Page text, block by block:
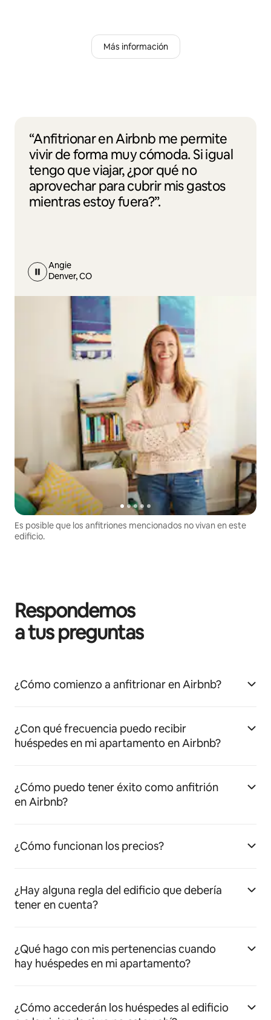
Más información
“Anfitrionar en Airbnb me permite
vivir de forma muy cómoda. Si igual
tengo que viajar, ¿por qué no
aprovechar para cubrir mis gastos
mientras estoy fuera?”.
Angie
Denver, CO
Es posible que los anfitriones mencionados no vivan en este
edificio.
Respondemos
a tus preguntas
¿Cómo comienzo a anfitrionar en Airbnb?
¿Con qué frecuencia puedo recibir
huéspedes en mi apartamento en Airbnb?
¿Cómo puedo tener éxito como anfitrión
en Airbnb?
¿Cómo funcionan los precios?
¿Hay alguna regla del edificio que debería
tener en cuenta?
¿Qué hago con mis pertenencias cuando
hay huéspedes en mi apartamento?
¿Cómo accederán los huéspedes al edificio